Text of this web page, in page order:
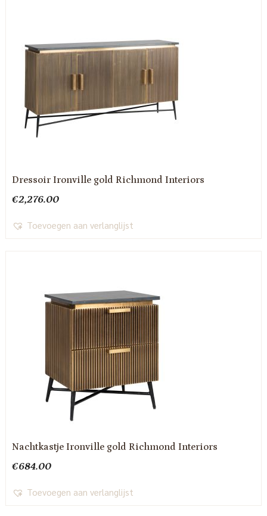
Dressoir Ironville gold Richmond Interiors
€2,276.00
Toevoegen aan verlanglijst
Nachtkastje Ironville gold Richmond Interiors
€684.00
Toevoegen aan verlanglijst